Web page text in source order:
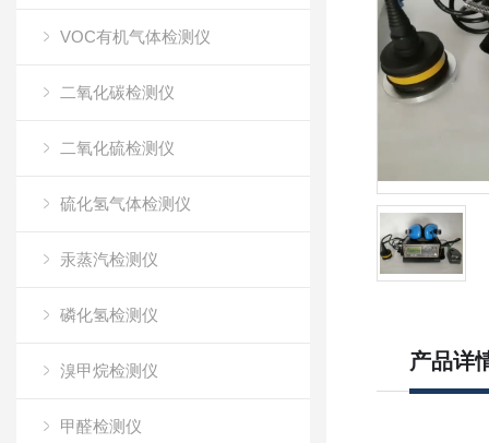
VOC有机气体检测仪
二氧化碳检测仪
二氧化硫检测仪
硫化氢气体检测仪
汞蒸汽检测仪
磷化氢检测仪
溴甲烷检测仪
甲醛检测仪
产品详